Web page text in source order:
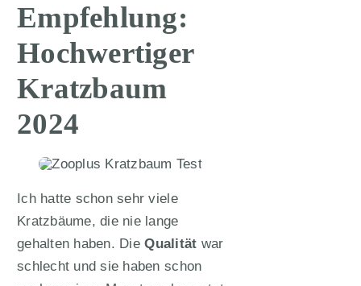
Empfehlung:
Hochwertiger
Kratzbaum
2024
Ich hatte schon sehr viele
Kratzbäume, die nie lange
gehalten haben. DieQualität war
schlecht und sie haben schon